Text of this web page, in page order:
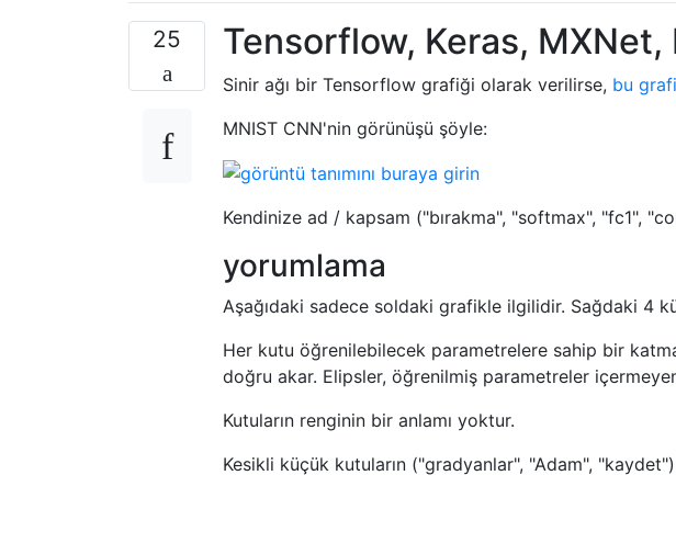
25 Tensorflow, Keras, MXNet,
Sinir ağı bir Tensorflow grafiği olarak verilirse, bu
MNIST CNN'nin görünüşü şöyle:
Kendinize ad / kapsam ("bırakma", "softmax", "fc1",
yorumlama
Aşağıdaki sadece soldaki grafikle ilgilidir. Sağdaki 4
Her kutu öğrenilebilecek parametrelere sahip bir
doğru akar. Elipsler, öğrenilmiş parametreler
Kutuların renginin bir anlamı yoktur.
Kesikli küçük kutuların ("gradyanlar", "Adam",